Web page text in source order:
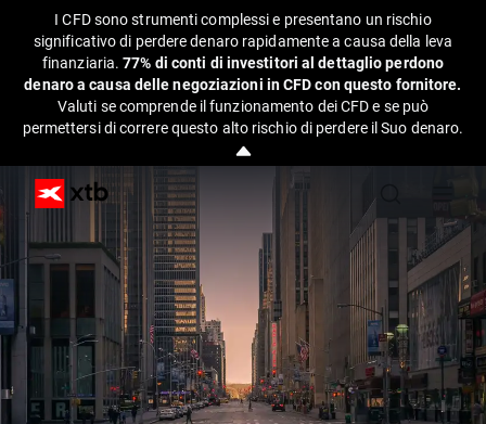
I CFD sono strumenti complessi e presentano un rischio
significativo di perdere denaro rapidamente a causa della leva
finanziaria.77% di conti di investitori al dettaglio perdono
denaro a causa delle negoziazioni in CFD con questo fornitore.
Valuti se comprende il funzionamento dei CFD e se può
permettersi di correre questo alto rischio di perdere il Suo denaro.